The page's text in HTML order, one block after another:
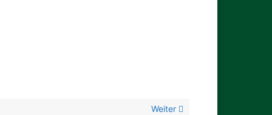
Weiter